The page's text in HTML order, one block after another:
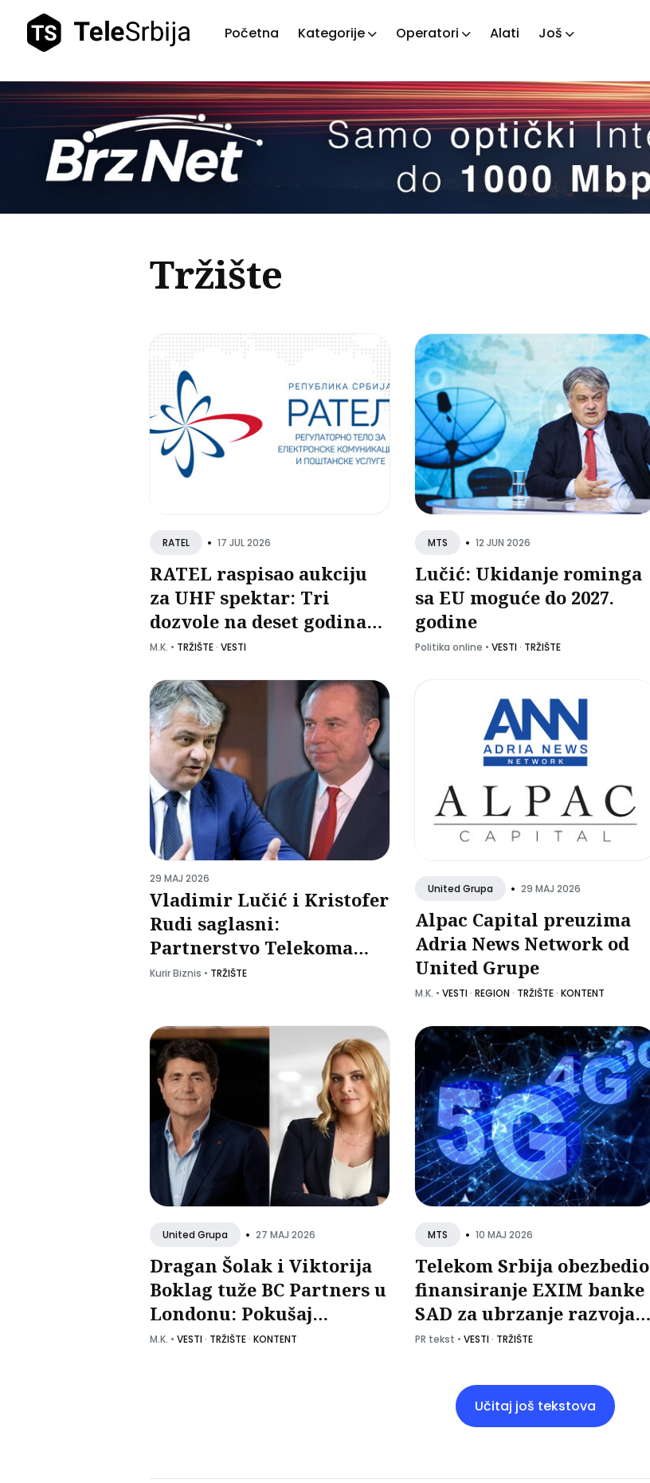
Početna Kategorije Operatori Alati Još
Pretražite
tekstove
Tržište
RATEL • 17 JUL 2026
RATEL raspisao aukciju
za UHF spektar: Tri
dozvole na deset godina
za MUX1, MUX2 i MUX5
M.K. • TRŽIŠTE· VESTI
MTS • 12 JUN 2026
Lučić: Ukidanje rominga
sa EU moguće do 2027.
godine
Politika online •VESTI· TRŽIŠTE
29 MAJ 2026
Vladimir Lučić i Kristofer
Rudi saglasni:
Partnerstvo Telekoma
Srbija i kompanije
Kurir Biznis • TRŽIŠTE
United Grupa • 29 MAJ 2026
Alpac Capital preuzima
Adria News Network od
United Grupe
M.K. •VESTI·REGION · TRŽIŠTE·KONTENT
United Grupa • 27 MAJ 2026
Dragan Šolak i Viktorija
Boklag tuže BC Partners u
Londonu: Pokušaj
blokiranja prodaje United
M.K. • VESTI· TRŽIŠTE· KONTENT
MTS • 10 MAJ 2026
Telekom Srbija obezbedio
finansiranje EXIM banke
SAD za ubrzanje razvoja
5G mreže
PR tekst •VESTI· TRŽIŠTE
Učitaj još tekstova